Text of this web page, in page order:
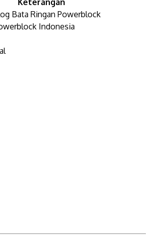
Bata Ringan Powerblock
Indonesia